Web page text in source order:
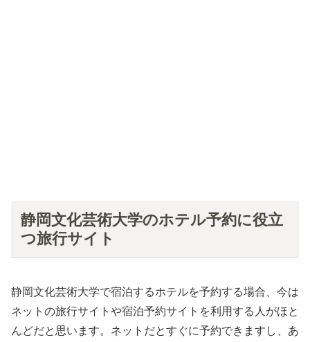
静岡文化芸術大学のホテル予約に役立
つ旅行サイト
静岡文化芸術大学で宿泊するホテルを予約する場合、今は
ネットの旅行サイトや宿泊予約サイトを利用する人がほと
んどだと思います。ネットだとすぐに予約できますし、あ